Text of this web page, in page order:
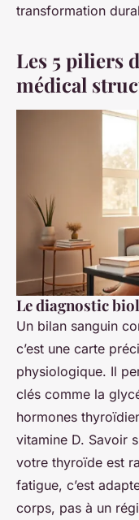
transformation
Les 5 piliers
médical
Le diagnostic
Un bilan sanguin
c’est une carte
physiologique. Il
clés comme la
hormones
vitamine D. Savoir
votre thyroïde est
fatigue, c’est
corps, pas à un